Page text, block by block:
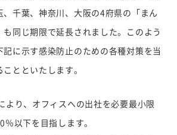
千葉、神奈川、大阪の4府県の「まん
同じ期限で延長されました。このよう
に示す感染防止のための各種対策を当
とといたします。
り、オフィスへの出社を必要最小限
以下を目指します。